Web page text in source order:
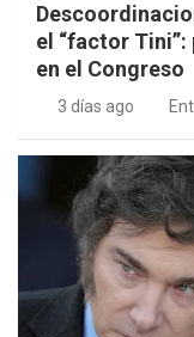
el “factor
en el Congreso
3 días ago